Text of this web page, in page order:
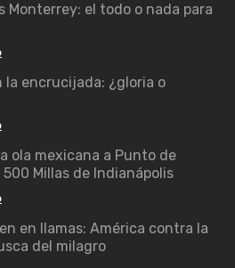
Monterrey: el todo o nada para
la encrucijada: ¿gloria o
ola mexicana a Punto de
Millas de Indianápolis
en llamas: América contra la
del milagro